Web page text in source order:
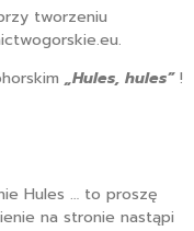
tworzeniu
„Hules, hules”!
Hules … to proszę
na stronie nastąpi